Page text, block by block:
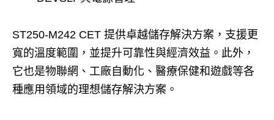
ST250-M242 CET 提供卓越儲存解決方案，支援更
寬的溫度範圍，並提升可靠性與經濟效益。此外，
它也是物聯網、工廠自動化、醫療保健和遊戲等各
種應用領域的理想儲存解決方案。